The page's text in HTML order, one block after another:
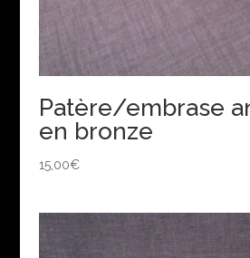
Patère/embrase
en bronze
15,00€